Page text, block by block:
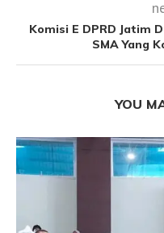
Komisi E DPRD Jatim
SMA Yang
YOU